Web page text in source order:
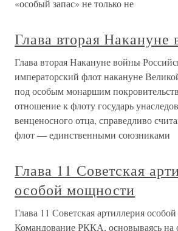
«особый запас» не только не
Глава вторая Накануне
Глава вторая Накануне войны
императорский флот накануне
под особым монаршим
отношение к флоту государь
венценосного отца, справедливо
флот — единственными союзниками
Глава 11 Советская
особой мощности
Глава 11 Советская артиллерия
Командование РККА, основываясь на